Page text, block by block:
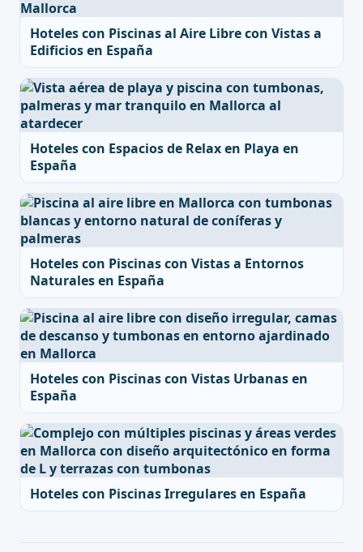
Hoteles con Piscinas al Aire Libre con Vistas a
Edificios en España
Hoteles con Espacios de Relax en Playa en
España
Hoteles con Piscinas con Vistas a Entornos
Naturales en España
Hoteles con Piscinas con Vistas Urbanas en
España
Hoteles con Piscinas Irregulares en España